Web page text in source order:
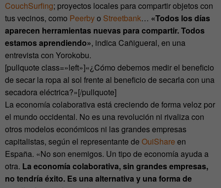
CouchSurfing; proyectos locales para compartir objetos con
tus vecinos, como Peerbyo Streetbank… «Todos los días
aparecen herramientas nuevas para compartir. Todos
estamos aprendiendo», indica Cañigueral, en una
entrevista con Yorokobu.
[pullquote class=»left»]«¿Cómo debemos medir el beneficio
de secar la ropa al sol frente al beneficio de secarla con una
secadora eléctrica?»[/pullquote]
La economía colaborativa está creciendo de forma veloz por
el mundo occidental. No es una revolución ni rivaliza con
otros modelos económicos ni las grandes empresas
capitalistas, según el representante de OuiShare en
España. «No son enemigos. Un tipo de economía ayuda a
otra. La economía colaborativa, sin grandes empresas,
no tendría éxito. Es una alternativa y una forma de